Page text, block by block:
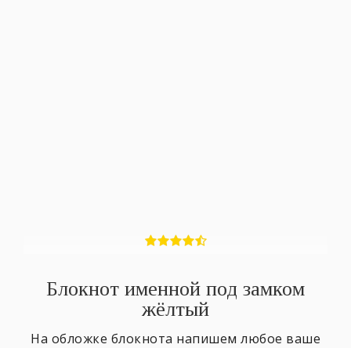
Блокнот именной под замком
жёлтый
На обложке блокнота напишем любое ваше